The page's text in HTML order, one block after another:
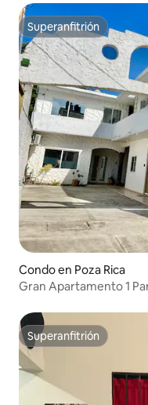
Superanfitrión
Superanfitrión
Condo en Poza Rica
Gran Apartamento 1
Superanfitrión
Superanfitrión